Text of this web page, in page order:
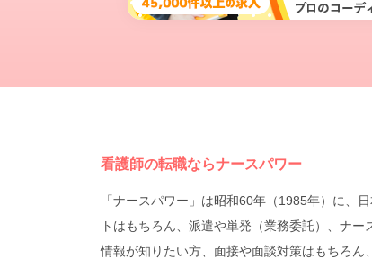
看護師の転職ならナースパワー
「ナースパワー」は昭和60年（1985年）に、
トはもちろん、派遣や単発（業務委託）、ナ
情報が知りたい方、面接や面談対策はもちろん